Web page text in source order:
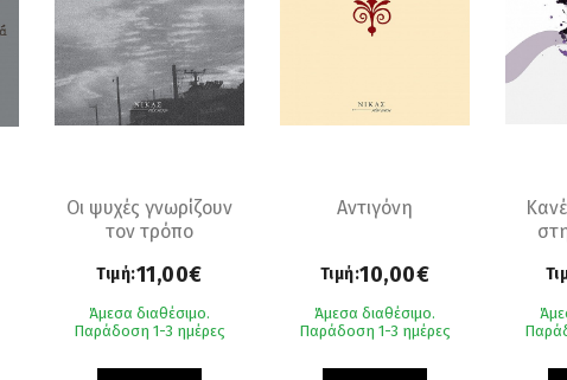
Οι ψυχές γνωρίζουν
τον τρόπο
Τιμή:11,00€
Άμεσα διαθέσιμο.
Παράδοση 1-3 ημέρες
Αντιγόνη
Τιμή:10,00€
Άμεσα διαθέσιμο.
Παράδοση 1-3 ημέρες